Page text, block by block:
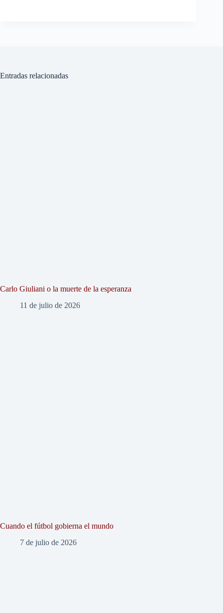
Entradas relacionadas
Carlo Giuliani o la muerte de la esperanza
11 de julio de 2026
Cuando el fútbol gobierna el mundo
7 de julio de 2026